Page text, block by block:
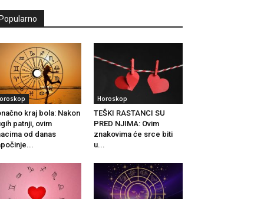
Popularno
kraj bola: Nakon
patnji, ovim
od danas
Horoskop
TEŠKI RASTANCI SU
PRED NJIMA: Ovim
znakovima će srce biti
u...